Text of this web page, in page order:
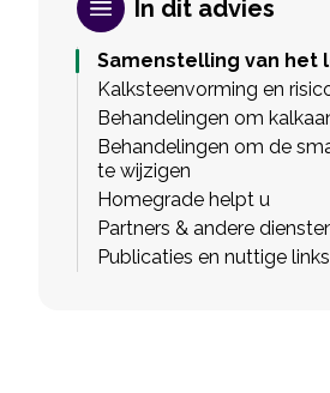
In dit advies
Samenstelling van het
Kalksteenvorming en
Behandelingen om
Behandelingen om de
te wijzigen
Homegrade helpt u
Partners & andere
Publicaties en nuttige links